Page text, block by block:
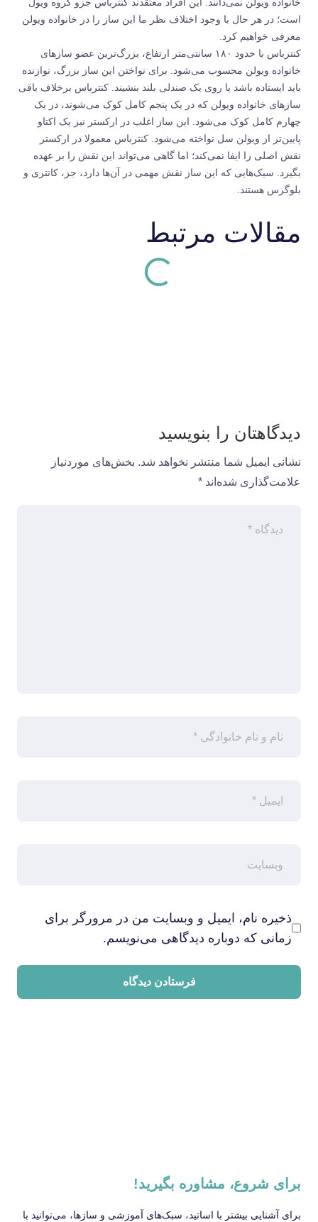
است؛ در هر حال با وجود اختلاف نظر ما این ساز را در خانواده ویولن
معرفی خواهیم کرد.
کنترباس با حدود ۱۸۰ سانتی‌متر ارتفاع، بزرگ‌ترین عضو سازهای
خانواده ویولن محسوب می‌شود. برای نواختن این ساز بزرگ، نوازنده
باید ایستاده باشد یا روی یک صندلی بلند بنشیند. کنترباس برخلاف باقی
سازهای خانواده ویولن که در یک پنجم کامل کوک می‌شوند، در یک
چهارم کامل کوک می‌شود. این ساز اغلب در ارکستر نیز یک اکتاو
پایین‌تر از ویولن سل نواخته می‌شود. کنترباس معمولا در ارکستر
نقش اصلی را ایفا نمی‌کند؛ اما گاهی می‌تواند این نقش را بر عهده
بگیرد. سبک‌هایی که این ساز نقش مهمی در آن‌ها دارد، جز، کانتری و
بلوگرس هستند.
مقالات مرتبط
دیدگاهتان را بنویسید
نشانی ایمیل شما منتشر نخواهد شد. بخش‌های موردنیاز
علامت‌گذاری شده‌اند *
ذخیره نام، ایمیل و وبسایت من در مرورگر برای
زمانی که دوباره دیدگاهی می‌نویسم.
برای شروع، مشاوره بگیرید!
برای آشنایی بیشتر با اساتید، سبک‌های آموزشی و سازها، می‌توانید با